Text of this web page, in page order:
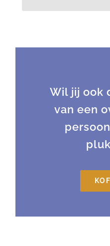
Wil jij ook
van een